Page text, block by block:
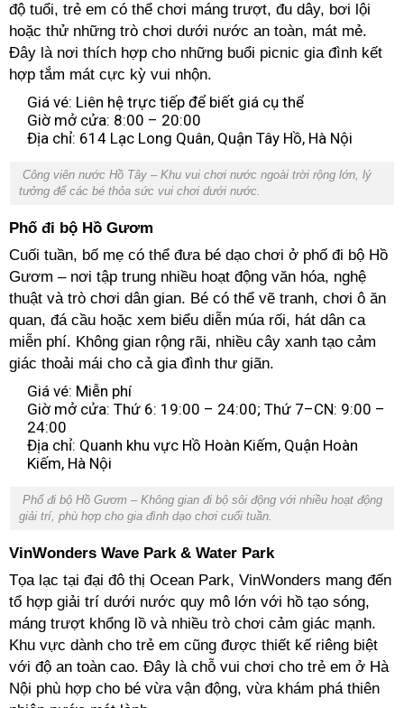
độ tuổi, trẻ em có thể chơi máng trượt, đu dây, bơi lội
hoặc thử những trò chơi dưới nước an toàn, mát mẻ.
Đây là nơi thích hợp cho những buổi picnic gia đình kết
hợp tắm mát cực kỳ vui nhộn.
Giá vé: Liên hệ trực tiếp để biết giá cụ thể
Giờ mở cửa: 8:00 – 20:00
Địa chỉ: 614 Lạc Long Quân, Quận Tây Hồ, Hà Nội
Công viên nước Hồ Tây – Khu vui chơi nước ngoài trời rộng lớn, lý
tưởng để các bé thỏa sức vui chơi dưới nước.
Phố đi bộ Hồ Gươm
Cuối tuần, bố mẹ có thể đưa bé dạo chơi ở phố đi bộ Hồ
Gươm – nơi tập trung nhiều hoạt động văn hóa, nghệ
thuật và trò chơi dân gian. Bé có thể vẽ tranh, chơi ô ăn
quan, đá cầu hoặc xem biểu diễn múa rối, hát dân ca
miễn phí. Không gian rộng rãi, nhiều cây xanh tạo cảm
giác thoải mái cho cả gia đình thư giãn.
Giá vé: Miễn phí
Giờ mở cửa: Thứ 6: 19:00 – 24:00; Thứ 7–CN: 9:00 –
24:00
Địa chỉ: Quanh khu vực Hồ Hoàn Kiếm, Quận Hoàn
Kiếm, Hà Nội
Phố đi bộ Hồ Gươm – Không gian đi bộ sôi động với nhiều hoạt động
giải trí, phù hợp cho gia đình dạo chơi cuối tuần.
VinWonders Wave Park & Water Park
Tọa lạc tại đại đô thị Ocean Park, VinWonders mang đến
tổ hợp giải trí dưới nước quy mô lớn với hồ tạo sóng,
máng trượt khổng lồ và nhiều trò chơi cảm giác mạnh.
Khu vực dành cho trẻ em cũng được thiết kế riêng biệt
với độ an toàn cao. Đây là chỗ vui chơi cho trẻ em ở Hà
Nội phù hợp cho bé vừa vận động, vừa khám phá thiên